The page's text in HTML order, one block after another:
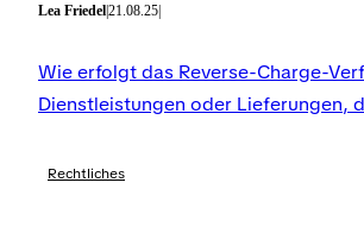
Lea Friedel|21.08.25|
Wie erfolgt das Reverse-Charge-
Dienstleistungen oder Lieferungen,
Rechtliches